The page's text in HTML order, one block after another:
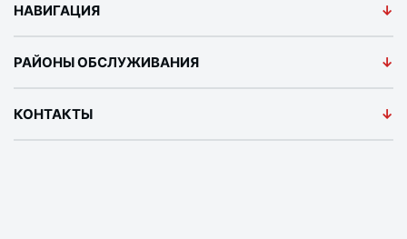
НАВИГАЦИЯ
РАЙОНЫ ОБСЛУЖИВАНИЯ
КОНТАКТЫ